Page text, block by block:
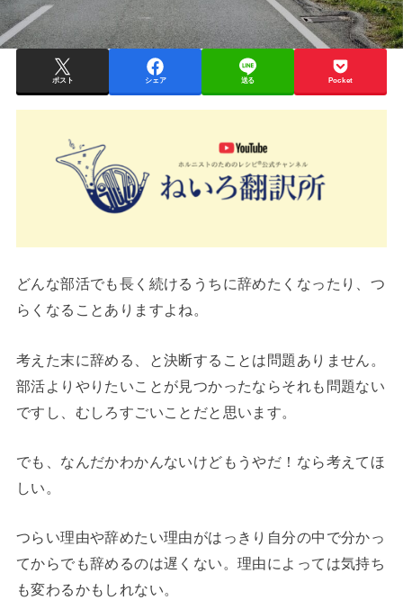
ポスト シェア 送る Pocket
どんな部活でも長く続けるうちに辞めたくなったり、つ
らくなることありますよね。
考えた末に辞める、と決断することは問題ありません。
部活よりやりたいことが見つかったならそれも問題ない
ですし、むしろすごいことだと思います。
でも、なんだかわかんないけどもうやだ！なら考えてほ
しい。
つらい理由や辞めたい理由がはっきり自分の中で分かっ
てからでも辞めるのは遅くない。理由によっては気持ち
も変わるかもしれない。